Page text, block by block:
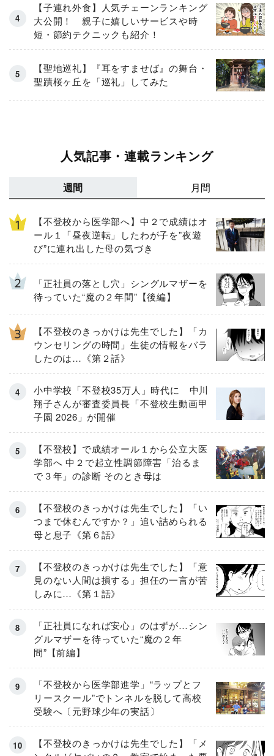
【子連れ外食】人気チェーンランキング
大公開！ 親子に嬉しいサービスや時
短・節約テクニックも紹介！
【聖地巡礼】『耳をすませば』の舞台・
聖蹟桜ヶ丘を「巡礼」してみた
人気記事・連載ランキング
週間 月間
【不登校から医学部へ】中２で成績はオ
ール１「昼夜逆転」したわが子を”夜遊
び”に連れ出した母の気づき
「正社員の落とし穴」シングルマザーを
待っていた“魔の２年間”【後編】
【不登校のきっかけは先生でした】「カ
ウンセリングの時間」生徒の情報をバラ
したのは…《第２話》
小中学校「不登校35万人」時代に 中川
翔子さんが審査委員長「不登校生動画甲
子園 2026」が開催
【不登校】で成績オール１から公立大医
学部へ 中２で起立性調節障害「治るま
で３年」の診断 そのとき母は
【不登校のきっかけは先生でした】「い
つまで休むんですか？」追い詰められる
母と息子《第６話》
【不登校のきっかけは先生でした】「意
見のない人間は損する」担任の一言が苦
しみに…《第１話》
「正社員になれば安心」のはずが…シン
グルマザーを待っていた“魔の２年
間”【前編】
「不登校から医学部進学」“ラップとフ
リースクール”でトンネルを脱して高校
受験へ〔元野球少年の実話〕
【不登校のきっかけは先生でした】「メ